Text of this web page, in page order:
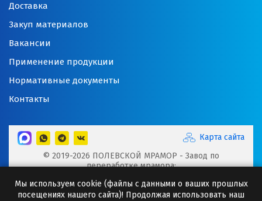
Доставка
Закуп материалов
Вакансии
Применение продукции
Нормативные документы
Контакты
Карта сайта
© 2019-2026 ПОЛЕВСКОЙ МРАМОР - Завод по
переработке мрамора:
Минеральные порошки, Добавки для буровых растворов
Мы используем cookie (файлы с данными о ваших прошлых
посещениях нашего сайта)! Продолжая использовать наш